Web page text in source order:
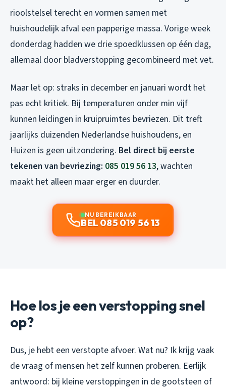
rioolstelsel terecht en vormen samen met
huishoudelijk afval een papperige massa. Vorige week
donderdag hadden we drie spoedklussen op één dag,
allemaal door bladverstopping gecombineerd met vet.
Maar let op: straks in december en januari wordt het
pas echt kritiek. Bij temperaturen onder min vijf
kunnen leidingen in kruipruimtes bevriezen. Dit treft
jaarlijks duizenden Nederlandse huishoudens, en
Huizen is geen uitzondering. Bel direct bij eerste
tekenen van bevriezing: 085 019 56 13, wachten
maakt het alleen maar erger en duurder.
NU BEREIKBAAR
BEL 085 019 56 13
Hoe los je een verstopping snel
op?
Dus, je hebt een verstopte afvoer. Wat nu? Ik krijg vaak
de vraag of mensen het zelf kunnen proberen. Eerlijk
antwoord: bij kleine verstoppingen in de gootsteen of